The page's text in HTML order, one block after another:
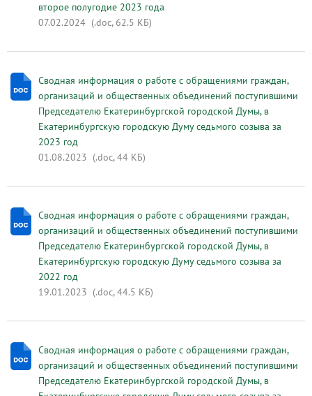
второе полугодие 2023 года
07.02.2024 (.doc, 62.5 КБ)
Сводная информация о работе с обращениями граждан,
организаций и общественных объединений поступившими
Председателю Екатеринбургской городской Думы, в
Екатеринбургскую городскую Думу седьмого созыва за
2023 год
01.08.2023 (.doc, 44 КБ)
Сводная информация о работе с обращениями граждан,
организаций и общественных объединений поступившими
Председателю Екатеринбургской городской Думы, в
Екатеринбургскую городскую Думу седьмого созыва за
2022 год
19.01.2023 (.doc, 44.5 КБ)
Сводная информация о работе с обращениями граждан,
организаций и общественных объединений поступившими
Председателю Екатеринбургской городской Думы, в